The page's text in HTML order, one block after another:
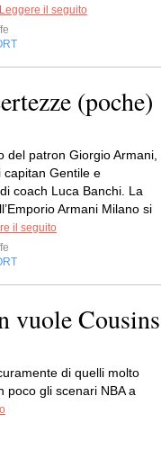
Leggere il seguito
(poche)
del patron Giorgio Armani,
capitan Gentile e
coach Luca Banchi. La
Armani Milano si
il seguito
vuole
di quelli molto
poco gli scenari NBA a